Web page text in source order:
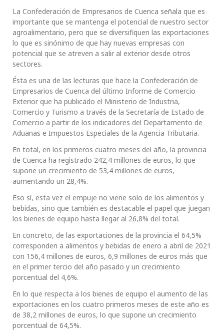
La Confederación de Empresarios de Cuenca señala que es
importante que se mantenga el potencial de nuestro sector
agroalimentario, pero que se diversifiquen las exportaciones
lo que es sinónimo de que hay nuevas empresas con
potencial que se atreven a salir al exterior desde otros
sectores.
Ésta es una de las lecturas que hace la Confederación de
Empresarios de Cuenca del último Informe de Comercio
Exterior que ha publicado el Ministerio de Industria,
Comercio y Turismo a través de la Secretaría de Estado de
Comercio a partir de los indicadores del Departamento de
Aduanas e Impuestos Especiales de la Agencia Tributaria.
En total, en los primeros cuatro meses del año, la provincia
de Cuenca ha registrado 242,4 millones de euros, lo que
supone un crecimiento de 53,4 millones de euros,
aumentando un 28,4%.
Eso sí, esta vez el empuje no viene solo de los alimentos y
bebidas, sino que también es destacable el papel que juegan
los bienes de equipo hasta llegar al 26,8% del total.
En concreto, de las exportaciones de la provincia el 64,5%
corresponden a alimentos y bebidas de enero a abril de 2021
con 156,4 millones de euros, 6,9 millones de euros más que
en el primer tercio del año pasado y un crecimiento
porcentual del 4,6%.
En lo que respecta a los bienes de equipo el aumento de las
exportaciones en los cuatro primeros meses de este año es
de 38,2 millones de euros, lo que supone un crecimiento
porcentual de 64,5%.